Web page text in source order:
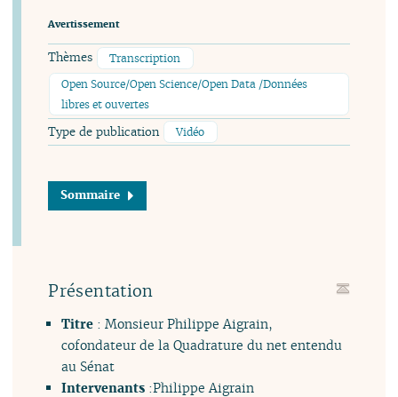
Avertissement
Thèmes
Transcription
Open Source/Open Science/Open Data /Données
libres et ouvertes
Type de publication Vidéo
Sommaire
Présentation
Titre: Monsieur Philippe Aigrain,
cofondateur de la Quadrature du net entendu
au Sénat
Intervenants:Philippe Aigrain